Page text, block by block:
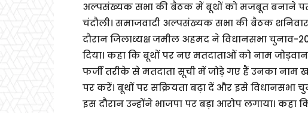
अल्पसंख्यक सभा की बैठक में बूथों को मजबूत बनाने
चंदौली। समाजवादी अल्पसंख्यक सभा की बैठक
दौरान जिलाध्यक्ष जमील अहमद ने विधानसभा
दिया। कहा कि बूथों पर नए मतदाताओं को नाम
फर्जी तरीके से मतदाता सूची में जोड़े गए हैं उनका नाम
पर करें। बूथों पर सक्रियता बढ़ा दें और इसे विधानसभा
इस दौरान उन्होंने भाजपा पर बड़ा आरोप लगाया।